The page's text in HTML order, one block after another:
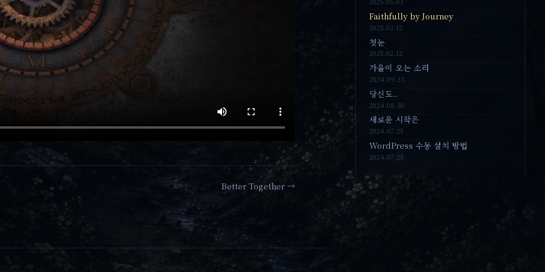
Better Together →
Faithfully by Journey
2025.02.12
첫눈
2025.02.12
가을이 오는 소리
2024.09.23
당신도..
2024.08.30
새로운 시작은
2024.07.25
WordPress 수동 설치 방법
2024.07.25